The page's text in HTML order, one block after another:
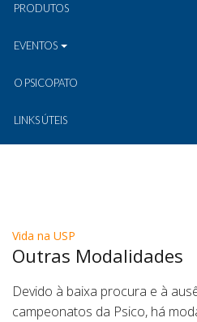
PRODUTOS
EVENTOS
O PSICOPATO
LINKS ÚTEIS
Vida na USP
Outras Modalidades
Devido à baixa procura e à
campeonatos da Psico, há